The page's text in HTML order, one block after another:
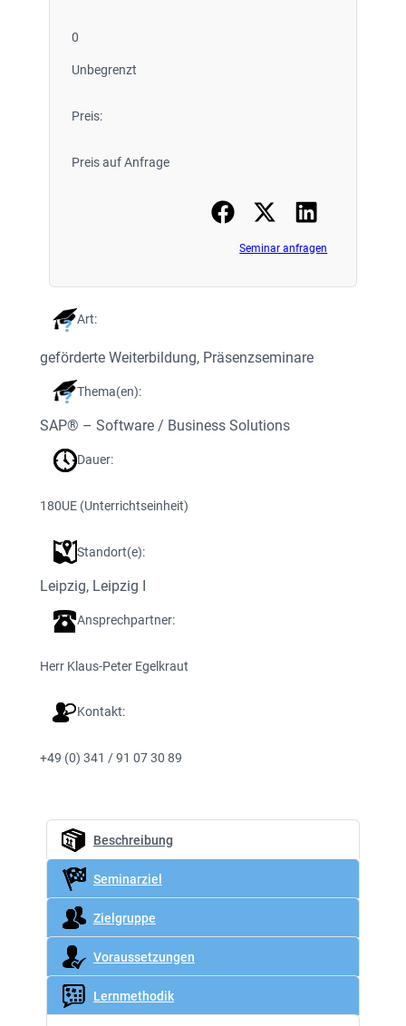
0
Unbegrenzt
Preis:
Preis auf Anfrage
Seminar anfragen
Art:
geförderte Weiterbildung, Präsenzseminare
Thema(en):
SAP® – Software / Business Solutions
Dauer:
180UE (Unterrichtseinheit)
Standort(e):
Leipzig, Leipzig I
Ansprechpartner:
Herr Klaus-Peter Egelkraut
Kontakt:
+49 (0) 341 / 91 07 30 89
Beschreibung
Seminarziel
Zielgruppe
Voraussetzungen
Lernmethodik